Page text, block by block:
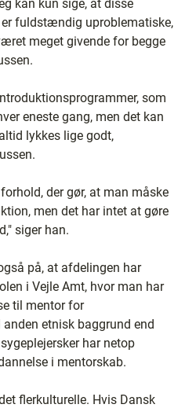
kan kun sige, at disse
fuldstændig uproblematiske,
meget givende for begge
som
eneste gang, men det kan
lykkes lige godt,
der gør, at man måske
men det har intet at gøre
siger han.
på, at afdelingen har
i Vejle Amt, hvor man har
til mentor for
etnisk baggrund end
har netop
i mentorskab.
flerkulturelle. Hvis Dansk